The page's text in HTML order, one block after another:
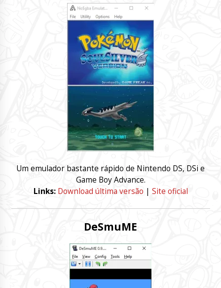
Um emulador bastante rápido de Nintendo DS, DSi e
Game Boy Advance.
Links: Download última versão | Site oficial
DeSmuME